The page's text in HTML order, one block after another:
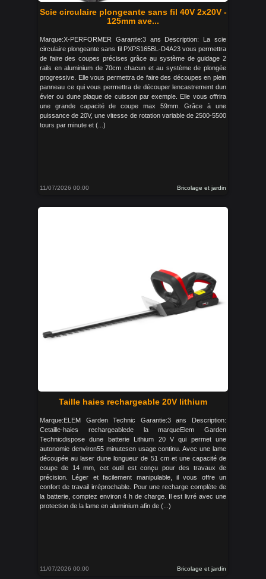
Scie circulaire plongeante sans fil 40V 2x20V -
125mm ave...
Marque:X-PERFORMER Garantie:3 ans Description: La scie
circulaire plongeante sans fil PXPS165BL-D4A23 vous permettra
de faire des coupes précises grâce au système de guidage 2
rails en aluminium de 70cm chacun et au système de plongée
progressive. Elle vous permettra de faire des découpes en plein
panneau ce qui vous permettra de découper lencastrement dun
évier ou dune plaque de cuisson par exemple. Elle vous offrira
une grande capacité de coupe max 59mm. Grâce à une
puissance de 20V, une vitesse de rotation variable de 2500-5500
tours par minute et (...)
11/07/2026 00:00 Bricolage et jardin
Taille haies rechargeable 20V lithium
Marque:ELEM Garden Technic Garantie:3 ans Description:
Cetaille-haies rechargeablede la marqueElem Garden
Technicdispose dune batterie Lithium 20 V qui permet une
autonomie denviron55 minutesen usage continu. Avec une lame
découpée au laser dune longueur de 51 cm et une capacité de
coupe de 14 mm, cet outil est conçu pour des travaux de
précision. Léger et facilement manipulable, il vous offre un
confort de travail irréprochable. Pour une recharge complète de
la batterie, comptez environ 4 h de charge. Il est livré avec une
protection de la lame en aluminium afin de (...)
11/07/2026 00:00 Bricolage et jardin